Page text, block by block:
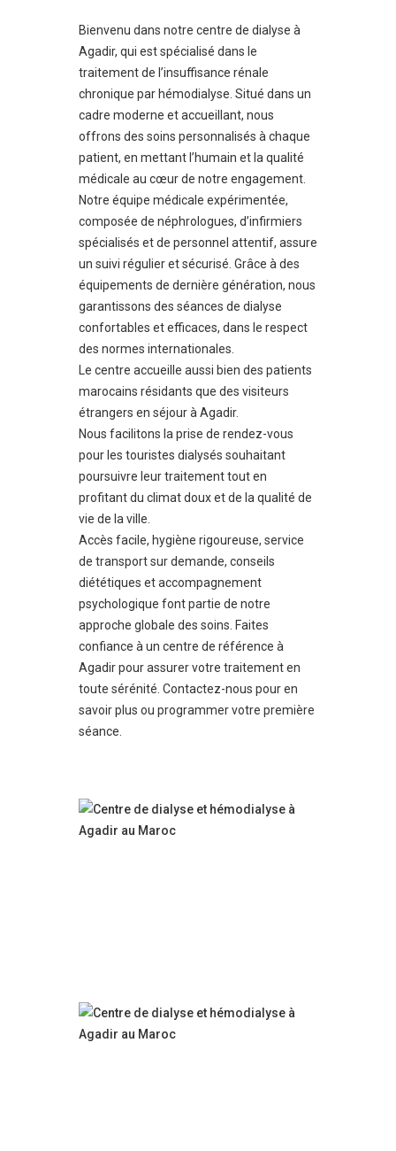
Bienvenu dans notre centre de dialyse à
Agadir, qui est spécialisé dans le
traitement de l’insuffisance rénale
chronique par hémodialyse. Situé dans un
cadre moderne et accueillant, nous
offrons des soins personnalisés à chaque
patient, en mettant l’humain et la qualité
médicale au cœur de notre engagement.
Notre équipe médicale expérimentée,
composée de néphrologues, d’infirmiers
spécialisés et de personnel attentif, assure
un suivi régulier et sécurisé. Grâce à des
équipements de dernière génération, nous
garantissons des séances de dialyse
confortables et efficaces, dans le respect
des normes internationales.
Le centre accueille aussi bien des patients
marocains résidants que des visiteurs
étrangers en séjour à Agadir.
Nous facilitons la prise de rendez-vous
pour les touristes dialysés souhaitant
poursuivre leur traitement tout en
profitant du climat doux et de la qualité de
vie de la ville.
Accès facile, hygiène rigoureuse, service
de transport sur demande, conseils
diététiques et accompagnement
psychologique font partie de notre
approche globale des soins. Faites
confiance à un centre de référence à
Agadir pour assurer votre traitement en
toute sérénité. Contactez-nous pour en
savoir plus ou programmer votre première
séance.